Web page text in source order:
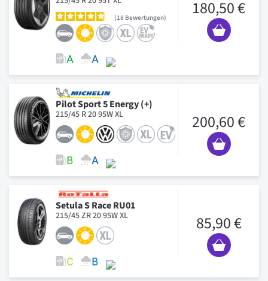
18 Bewertungen 180,50 €
Pilot Sport 5 Energy (+)
215/45 R 20 95W XL 200,60 €
Setula S Race RU01
215/45 ZR 20 95W XL 85,90 €